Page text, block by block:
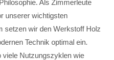
Als Zimmerleute
unserer wichtigsten
setzen wir den Werkstoff Holz
Technik optimal ein.
Nutzungszyklen wie